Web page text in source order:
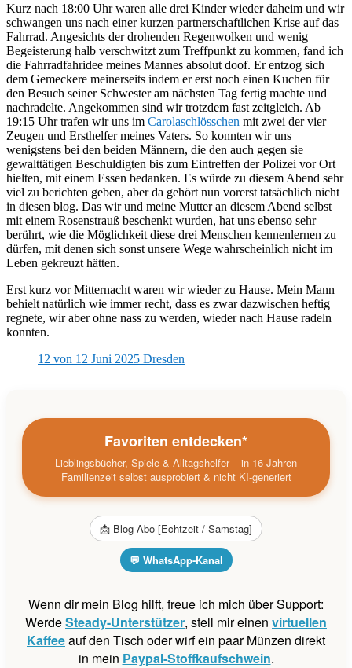
Kurz nach 18:00 Uhr waren alle drei Kinder wieder daheim und wir
schwangen uns nach einer kurzen partnerschaftlichen Krise auf das
Fahrrad. Angesichts der drohenden Regenwolken und wenig
Begeisterung halb verschwitzt zum Treffpunkt zu kommen, fand ich
die Fahrradfahridee meines Mannes absolut doof. Er entzog sich
dem Gemeckere meinerseits indem er erst noch einen Kuchen für
den Besuch seiner Schwester am nächsten Tag fertig machte und
nachradelte. Angekommen sind wir trotzdem fast zeitgleich. Ab
19:15 Uhr trafen wir uns im Carolaschlösschen mit zwei der vier
Zeugen und Ersthelfer meines Vaters. So konnten wir uns
wenigstens bei den beiden Männern, die den auch gegen sie
gewalttätigen Beschuldigten bis zum Eintreffen der Polizei vor Ort
hielten, mit einem Essen bedanken. Es würde zu diesem Abend sehr
viel zu berichten geben, aber da gehört nun vorerst tatsächlich nicht
in diesen blog. Das wir und meine Mutter an diesem Abend selbst
mit einem Rosenstrauß beschenkt wurden, hat uns ebenso sehr
berührt, wie die Möglichkeit diese drei Menschen kennenlernen zu
dürfen, mit denen sich sonst unsere Wege wahrscheinlich nicht im
Leben gekreuzt hätten.
Erst kurz vor Mitternacht waren wir wieder zu Hause. Mein Mann
behielt natürlich wie immer recht, dass es zwar dazwischen heftig
regnete, wir aber ohne nass zu werden, wieder nach Hause radeln
konnten.
12 von 12 Juni 2025 Dresden
Favoriten entdecken*
Lieblingsbücher, Spiele & Alltagshelfer – in 16 Jahren
Familienzeit selbst ausprobiert & nicht KI-generiert
📩 Blog-Abo [Echtzeit / Samstag]
💬 WhatsApp-Kanal
Wenn dir mein Blog hilft, freue ich mich über Support:
WerdeSteady-Unterstützer, stell mir einen virtuellen
Kaffeeauf den Tisch oder wirf ein paar Münzen direkt
in mein Paypal-Stoffkaufschwein.